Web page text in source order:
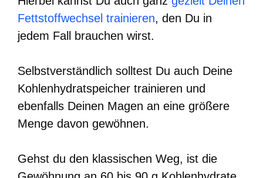
Fettstoffwechsel trainieren, den Du in
jedem Fall brauchen wirst.
Selbstverständlich solltest Du auch Deine
Kohlenhydratspeicher trainieren und
ebenfalls Deinen Magen an eine größere
Menge davon gewöhnen.
Gehst du den klassischen Weg, ist die